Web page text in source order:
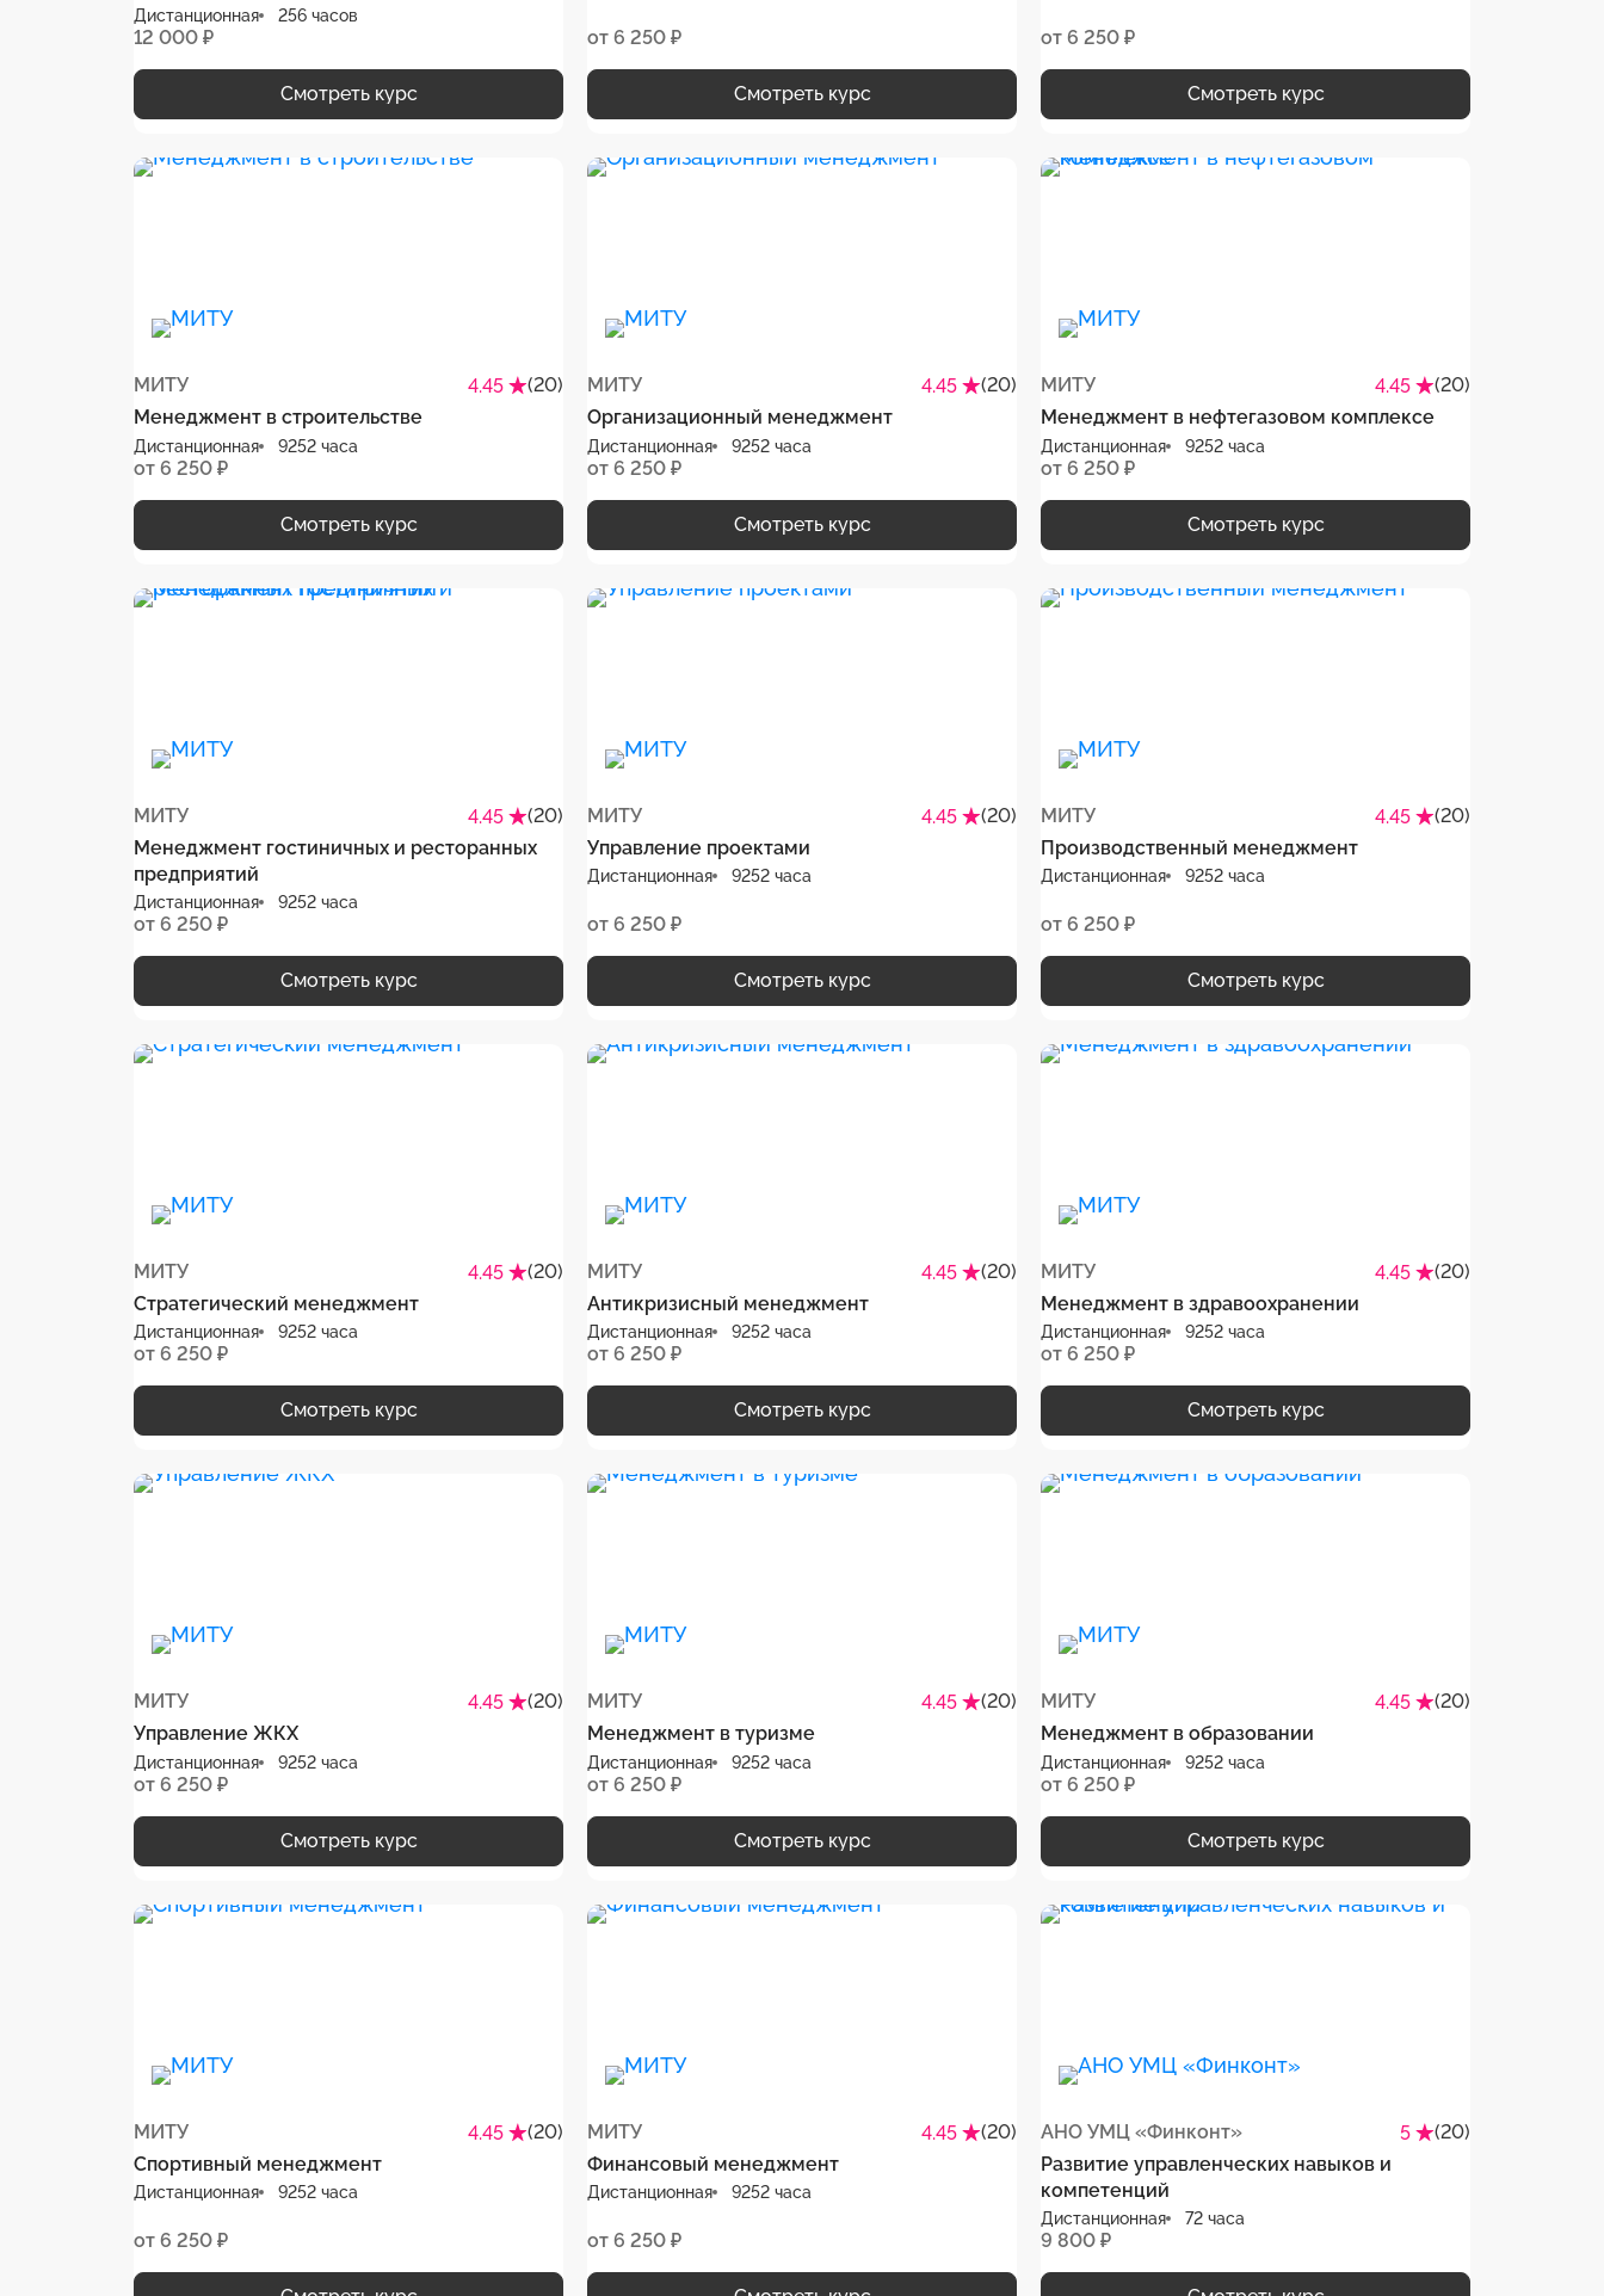
Дистанционная 256 часов
12 000 ₽
Смотреть курс
от 6 250 ₽
Смотреть курс
от 6 250 ₽
Смотреть курс
МИТУ 4.45
(20)
Менеджмент в строительстве
Дистанционная 9252 часа
от 6 250 ₽
Смотреть курс
МИТУ 4.45
(20)
Организационный менеджмент
Дистанционная 9252 часа
от 6 250 ₽
Смотреть курс
МИТУ 4.45
(20)
Менеджмент в нефтегазовом комплексе
Дистанционная 9252 часа
от 6 250 ₽
Смотреть курс
МИТУ 4.45
(20)
Менеджмент гостиничных и ресторанных
предприятий
Дистанционная 9252 часа
от 6 250 ₽
Смотреть курс
МИТУ 4.45
(20)
Управление проектами
Дистанционная 9252 часа
от 6 250 ₽
Смотреть курс
МИТУ 4.45
(20)
Производственный менеджмент
Дистанционная 9252 часа
от 6 250 ₽
Смотреть курс
МИТУ 4.45
(20)
Стратегический менеджмент
Дистанционная 9252 часа
от 6 250 ₽
Смотреть курс
МИТУ 4.45
(20)
Антикризисный менеджмент
Дистанционная 9252 часа
от 6 250 ₽
Смотреть курс
МИТУ 4.45
(20)
Менеджмент в здравоохранении
Дистанционная 9252 часа
от 6 250 ₽
Смотреть курс
МИТУ 4.45
(20)
Управление ЖКХ
Дистанционная 9252 часа
от 6 250 ₽
Смотреть курс
МИТУ 4.45
(20)
Менеджмент в туризме
Дистанционная 9252 часа
от 6 250 ₽
Смотреть курс
МИТУ 4.45
(20)
Менеджмент в образовании
Дистанционная 9252 часа
от 6 250 ₽
Смотреть курс
МИТУ 4.45
(20)
Спортивный менеджмент
Дистанционная 9252 часа
от 6 250 ₽
МИТУ 4.45
(20)
Финансовый менеджмент
Дистанционная 9252 часа
от 6 250 ₽
АНО УМЦ «Финконт» 5
(20)
Развитие управленческих навыков и
компетенций
Дистанционная 72 часа
9 800 ₽